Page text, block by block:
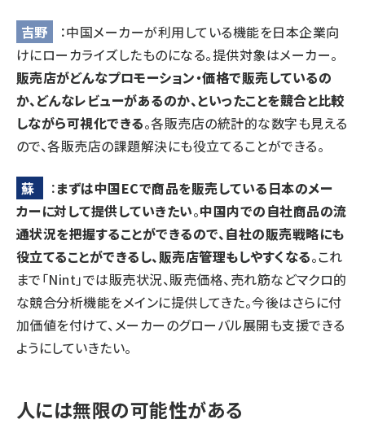
吉野
：中国メーカーが利用している機能を日本企業向
けにローカライズしたものになる。提供対象はメーカー。
販売店がどんなプロモーション・価格で販売しているの
か、どんなレビューがあるのか、といったことを競合と比較
しながら可視化できる。各販売店の統計的な数字も見える
ので、各販売店の課題解決にも役立てることができる。
蘇 ：まずは中国ECで商品を販売している日本のメー
カーに対して提供していきたい。中国内での自社商品の流
通状況を把握することができるので、自社の販売戦略にも
役立てることができるし、販売店管理もしやすくなる。これ
まで「Nint」では販売状況、販売価格、売れ筋などマクロ的
な競合分析機能をメインに提供してきた。今後はさらに付
加価値を付けて、メーカーのグローバル展開も支援できる
ようにしていきたい。
人には無限の可能性がある